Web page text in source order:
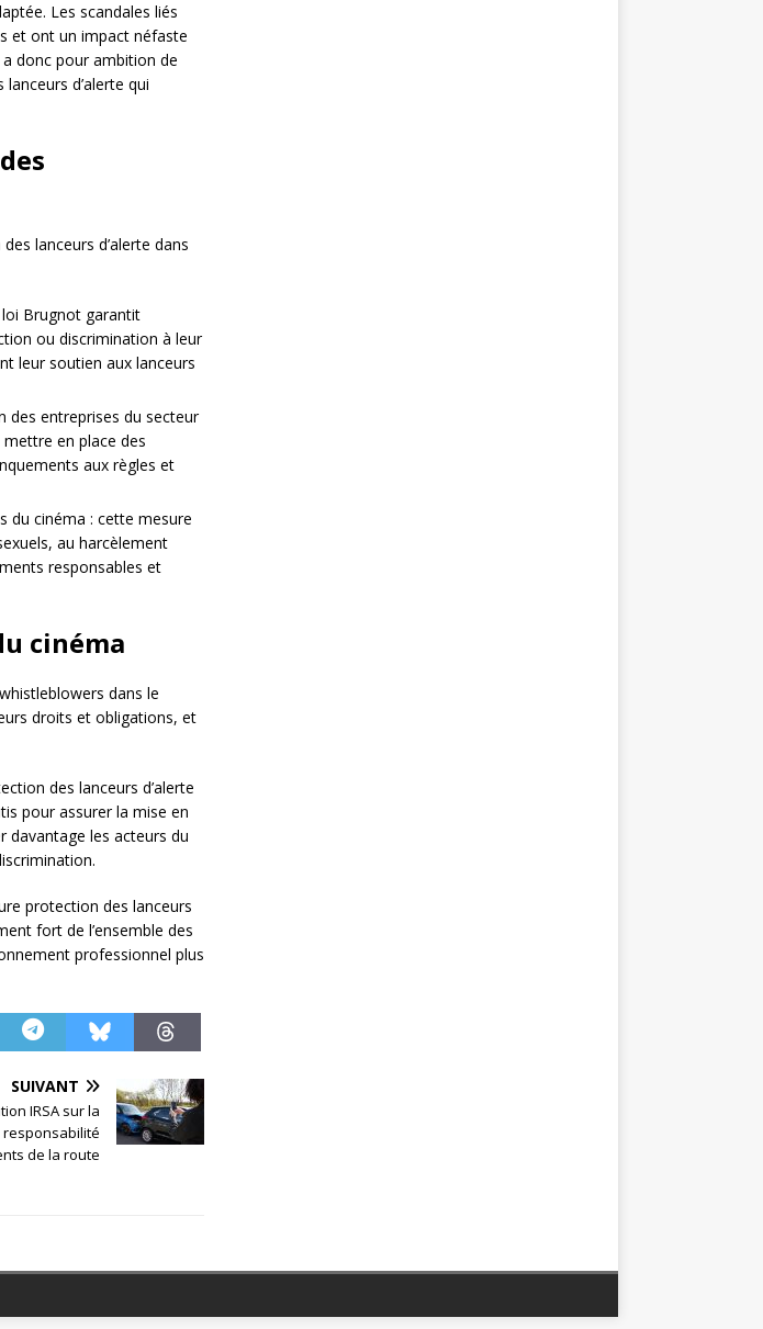
Les scandales liés
et ont un impact néfaste
donc pour ambition de
d’alerte qui
lanceurs d’alerte dans
loi Brugnot garantit
ou discrimination à leur
leur soutien aux lanceurs
des entreprises du secteur
en place des
aux règles et
du cinéma : cette mesure
au harcèlement
responsables et
cinéma
dans le
droits et obligations, et
des lanceurs d’alerte
pour assurer la mise en
davantage les acteurs du
protection des lanceurs
fort de l’ensemble des
professionnel plus
SUIVANT
IRSA sur la
de la route